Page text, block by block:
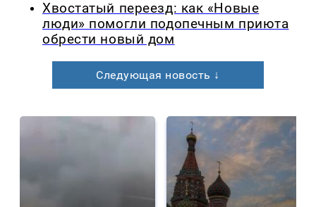
Хвостатый переезд: как «Новые
люди» помогли подопечным приюта
обрести новый дом
Следующая новость ↓